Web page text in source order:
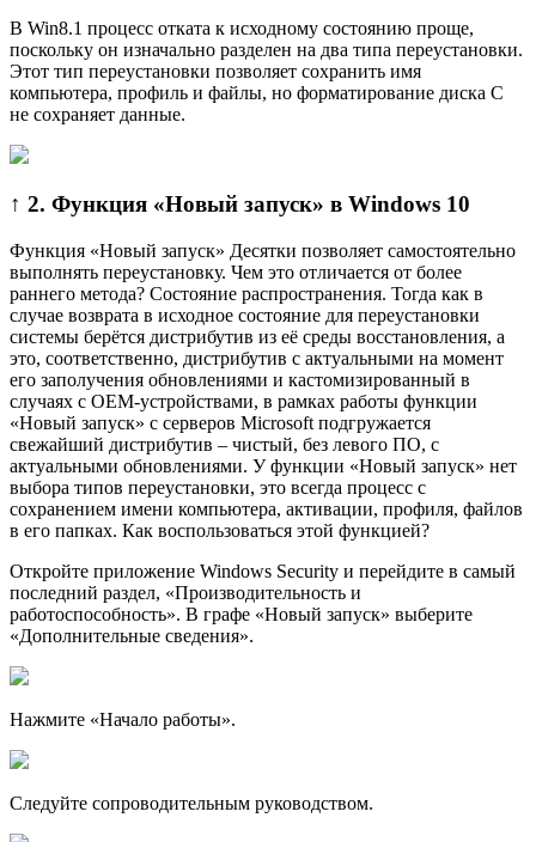
В Win8.1 процесс отката к исходному состоянию проще,
поскольку он изначально разделен на два типа переустановки.
Этот тип переустановки позволяет сохранить имя
компьютера, профиль и файлы, но форматирование диска C
не сохраняет данные.
↑ 2. Функция «Новый запуск» в Windows 10
Функция «Новый запуск» Десятки позволяет самостоятельно
выполнять переустановку. Чем это отличается от более
раннего метода? Состояние распространения. Тогда как в
случае возврата в исходное состояние для переустановки
системы берётся дистрибутив из её среды восстановления, а
это, соответственно, дистрибутив с актуальными на момент
его заполучения обновлениями и кастомизированный в
случаях с OEM-устройствами, в рамках работы функции
«Новый запуск» с серверов Microsoft подгружается
свежайший дистрибутив – чистый, без левого ПО, с
актуальными обновлениями. У функции «Новый запуск» нет
выбора типов переустановки, это всегда процесс с
сохранением имени компьютера, активации, профиля, файлов
в его папках. Как воспользоваться этой функцией?
Откройте приложение Windows Security и перейдите в самый
последний раздел, «Производительность и
работоспособность». В графе «Новый запуск» выберите
«Дополнительные сведения».
Нажмите «Начало работы».
Следуйте сопроводительным руководством.